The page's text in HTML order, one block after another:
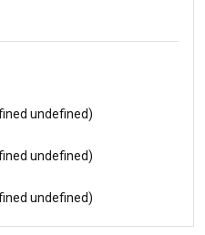
undefined)
undefined)
undefined)